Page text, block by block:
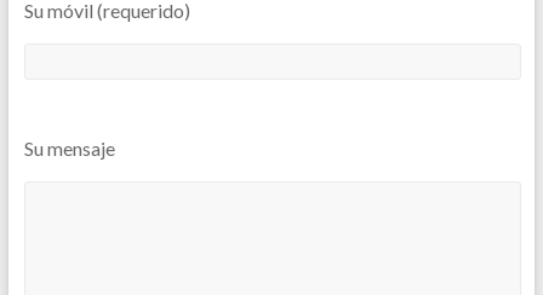
Su móvil (requerido)
Su mensaje